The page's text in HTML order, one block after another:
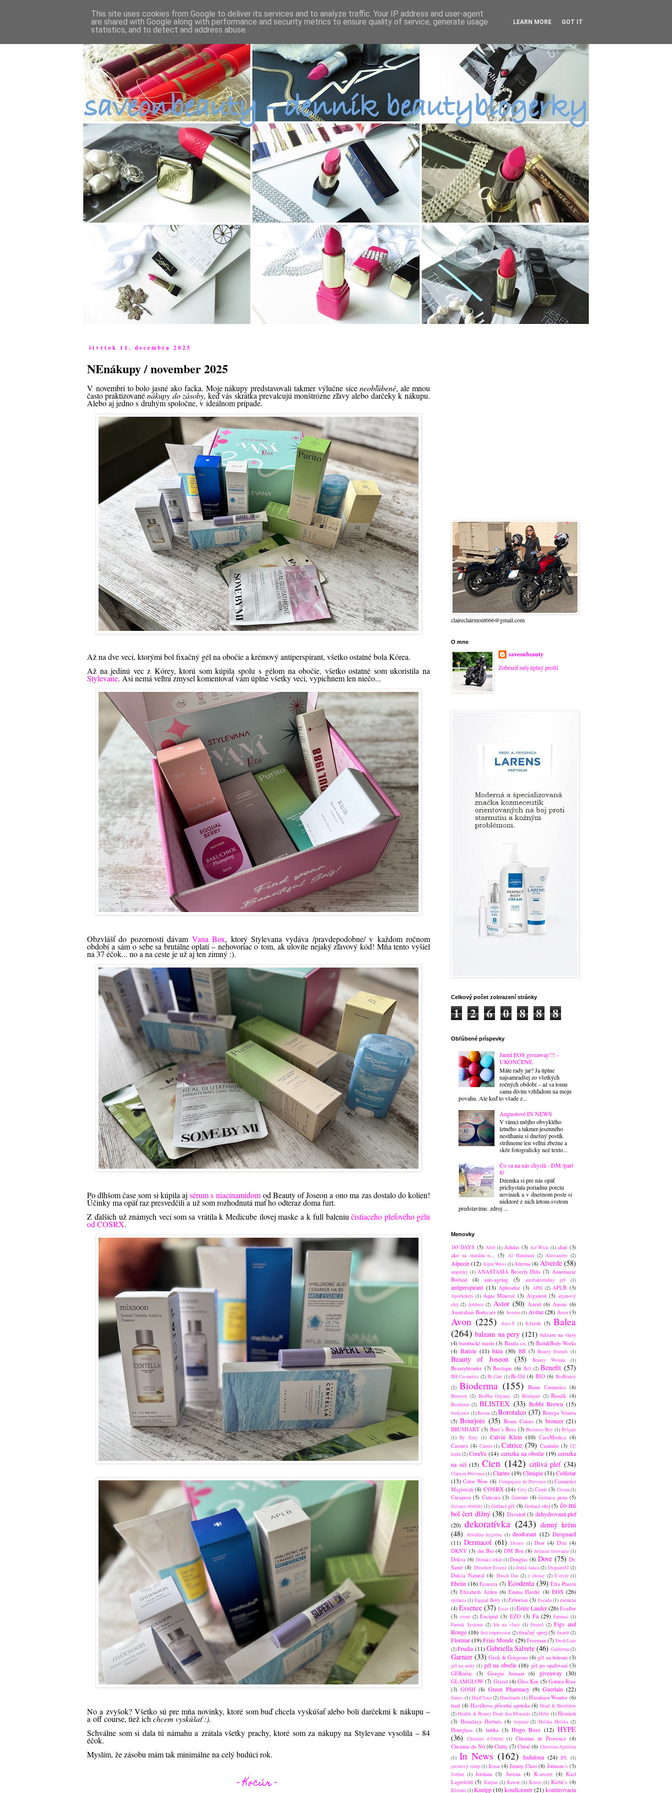
štvrtok 11. decembra 2025
NEnákupy / november 2025
V novembri to bolo jasné ako facka. Moje nákupy predstavovali takmer výlučne síceneobľúbené, ale mnou
často praktizovanénákupy do zásoby,keď vás skrátka prevalcujú monštrózne zľavy alebo darčeky k nákupu.
Alebo aj jedno s druhým spoločne, v ideálnom prípade.
Až na dve veci, ktorými bol fixačný gél na obočie a krémový antiperspirant, všetko ostatné bola Kórea.
Až na jedinú vec z Kórey, ktorú som kúpila spolu s gélom na obočie, všetko ostatné som ukoristila na
Stylevane. Asi nemá veľmi zmysel komentovať vám úplne všetky veci, vypichnem len niečo...
Obzvlášť do pozornosti dávam Vana Box, ktorý Stylevana vydáva /pravdepodobne/ v každom ročnom
období a sám o sebe sa brutálne oplatí – nehovoriac o tom, ak ulovíte nejaký zľavový kód! Mňa tento vyšiel
na 37 éčok... no a na ceste je už aj ten zimný :).
Po dlhšom čase som si kúpila ajsérum s niacínamidom od Beauty of Joseon a ono ma zas dostalo do kolien!
Účinky ma opäť raz presvedčili a už som rozhodnutá mať ho odteraz doma furt.
Z ďalších už známych vecí som sa vrátila k Medicube ílovej maske a k full baleniučistiaceho pleťového gélu
od COSRX.
No a zvyšok? Všetko sú pre mňa novinky, ktoré som buď chcela vyskúšať alebo boli darčekmi k nákupu –
a off course, tiež ich chcem vyskúšať :).
Schválne som si dala tú námahu a zrátala všetky prachy, ktoré som za nákupy na Stylevane vysolila – 84
éčok.
Myslím, že zásobu mám tak minimálne na celý budúci rok.
- Kocúr -
claireclairmont666@gmail.com
O mne
saveonbeauty
Zobraziť môj úplný profil
Celkový počet zobrazení stránky
1 2 6 0 8 8 8
Obľúbené príspevky
Jarná EOS giveaway!!! -
UKONČENÉ
Máte rady jar? Ja úplne
najsamradšej zo všetkých
ročných období – až sa tomu
sama divím vzhľadom na moju
povahu. Ale keď to všade z...
Augustové IN NEWS
V rámci môjho obvyklého
letného a takmer-jesenného
nestíhania si dnešný postík
strihneme len veľmi zbežne a
skôr fotograficky než texto...
Čo sa na nás chystá - DM /part
8/
Déemka si pre nás opäť
prichystala poriadnu porciu
noviniek a v dnešnom poste si
niektoré z nich letom-svetom
predstavíme. zdroj ...
Menovky
183 DAYS (5) Abib (1) Adidas (3) Air Wick (1) akné (3)
ako sa starám o...
(5) Al Haramain (2) Alessandro (2)
Alpecin (12) Alpin Weiss(1) Alterna (8) Alverde (58)
ampulky (1) ANASTASIA Beverly Hills (7) Annemarie
Börlind
(4) anti-ageing (5) antibakteriálny gél (1)
antiperspirant (13) Aphrodite (3) APIS (2) APLB (3)
Apothekers (1) Aqua Mineral (3) Arganeol (5) arganový
olej (2) Artdeco (2) Astor (50) Astrid (6) Aussie (6)
Australian Bodycare (6) Aveeno(1) Avéne (28) Aveo (3)
Avon (225) Axis-Y (1) b.fresh (5) Balea
(264) balzam na pery (121) balzam na vlasy
(4) bambucké maslo (3) Banila co. (5) Bath&Body Works
(4) Batiste (11) báza (30) BB (7) Beauty Friends (1)
Beauty of Joseon (35) Beauty Woman (1)
Beautyblender (7) Beetique (6) Bell (2) Benefit (57)
BH Cosmetics (2) Bi Care (1) Bi-Oil (4) BIO (6) BioBeauty
(2) Bioderma (155) Bione Cosmetics (8)
Bionsen (2) BioPha Organic (2) Biorepair (2) Biosilk (4)
Biotherm (2) BLISTEX (33) Bobbi Brown (15)
bodymist (1)Boemi (2)Borotalco (37) Bottega Veneta
(5) Bourjois (35) Bronx Colors (3) bronzer (21)
BRUSHART (3) Burt´s Bees (3) Business Boy (1) Bvlgari
(1) By Terry (1) Calvin Klein (10) CareMedica (4)
Carmex (4) Cartier (1) Catrice (79) Caudalie (3) CC
krém (2) CeraVe (14) ceruzka na obočie (19) ceruzka
na oči (15) Cien (142) citlivá pleť (34)
Clara en Provence(1) Clarins (19) Clinique (31)Collistar
(13) Color Wow (8) Compagnie de Provence (1) Cosmetici
Magistrali (8) COSRX (14) Coty(2) Coxir (3) Croma(1)
Curaprox (5) Cuticura (3) čistenie (8) čistiaca pena (5)
čistiace obrúsky(1) čistiaci gél (8) čistiaci olej (5) čo mi
bol čert dlžný (38) Davidoff (3) dehydrovaná pleť
(20) dekoratívka (243) denný krém
(48)
dentálna hygiena (1) deodorant (12) Deoguard
(11) Dermacol (61) Dionis (1) Dior (4) Dixi (4)
DKNY (3) dm Bio (4) DM Box (8) dočasné tetovanie (1)
Doliva (6) Domáci lekár (1) Douglas (8) Dove (75) Dr.
Santé (8) Dresdner Essenz (1) druhá šanca (2) Dsquared2 (2)
Dulcia Natural (4) Dusch Das (2) e choice (2) E-style (1)
Ebelin (16) Ecocera (7) Ecodenta (39) Elfa Pharm
(5) Elizabeth Arden (6) Emma Hardie (8) EOS (26)
epilácia (1) Eqqual Berry (1) Erborian (3) Escada (1) esencia
(4) Essence (37) Essie (1)Estée Lauder (26) Evaflor
(3) event (2) Excipial (3) EZO (3) Fa (29) Farmasi (1)
Farouk Systems (2) fén na vlasy (1) Fennel (2) Figs and
Rouge (16) first impression (2) fixačný sprej (5) fixatér (2)
Flormar(19) Frais Monde (29) Freeman (7) Fresh Line
(2)Frudia (11) Gabriella Salvete (46) Galderma(2)
Garnier (33) Geek & Gorgeous (8) gél na holenie (3)
gél na nohy (1) gél na obočie (16) gél po opaľovaní (3)
GERnétic (3) Giorgio Armani (6) giveaway (30)
GLAMGLOW (7) Glazel (4) Gliss Kur (5) Golden Rose
(3) GOSH (8) Green Pharmacy (9) Guerlain (22)
Guess (1) HairClinic (2) Handmade (1) Haruharu Wonder (6)
haul (4) Havlíkova přírodní apoteka (8) Head & Shoulders
(2) Health & Beauty Dead Sea Minerals (2) Hebe (1) Heimish
(3) Himalaya Herbals (4) hojenie (2) Holika Holika (2)
Hourglass (3) hubka (3) Hugo Boss (12) HYPE
(36)
Chemins d´Orient (1) Chemins de Provence (4)
Chemins du Nil (6) Chilly (7) Chloé (6) Christina Aguilera
(1) In News (162) Indulona (24) IPL (1)
javorový sirup (1) Jessa (4) Jimmy Choo (8) Johnson´s (3)
Jordan (1) Jordana (3) Juvena (4) K-secret (4) Karl
Lagerfeld (5) Karpaz (1) Kawar (1) Kenzo (1) Kiehl´s (4)
Klorane(1)Kneipp(10)kondicionér(21)kontúrovacia
This site uses cookies from Google to deliver its services and to analyze traffic. Your IP address and user-agent
are shared with Google along with performance and security metrics to ensure quality of service, generate usage
statistics, and to detect and address abuse.
LEARN MORE GOT IT